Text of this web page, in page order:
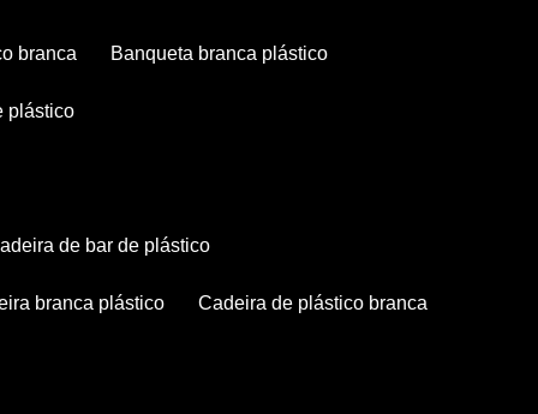
branca banqueta branca plástico
plástico
cadeira de bar de plástico
branca plástico cadeira de plástico branca